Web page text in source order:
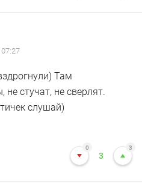
Там
стучат, не сверлят.
слушай)
0
3
3